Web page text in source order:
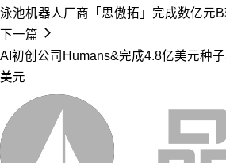
泳池机器人厂商「思傲拓」完成数亿元
下一篇
AI初创公司Humans&完成4.8亿美元种
美元